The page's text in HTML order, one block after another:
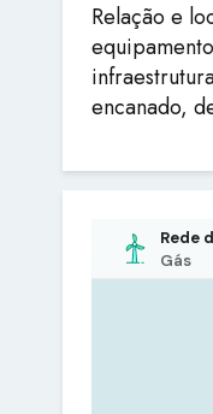
Relação e
encanado,